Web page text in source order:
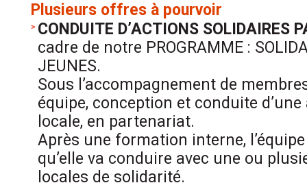
Plusieurs offres à pourvoir
CONDUITE D’ACTIONS SOLIDAIRES
cadre de notre PROGRAMME :
JEUNES.
Sous l’accompagnement de
équipe, conception et conduite
locale, en partenariat.
Après une formation interne,
qu’elle va conduire avec une ou
locales de solidarité.